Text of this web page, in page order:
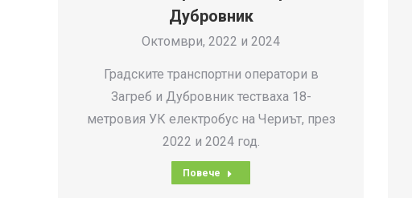
Дубровник
Октомври, 2022 и 2024
Градските транспортни оператори в
Загреб и Дубровник тестваха 18-
метровия УК електробус на Чериът, през
2022 и 2024 год.
Повече